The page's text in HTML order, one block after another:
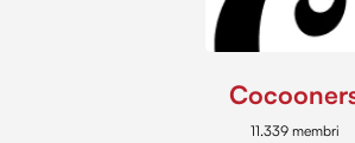
11.339 membri